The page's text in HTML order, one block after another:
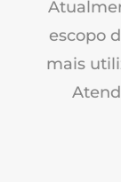
escopo
mais